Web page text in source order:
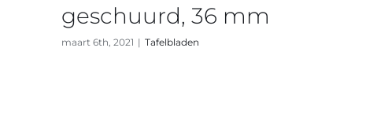
geschuurd, 36 mm
maart 6th, 2021 | Tafelbladen